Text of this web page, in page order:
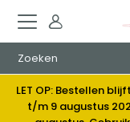
LET OP: Bestellen
t/m 9 augustus